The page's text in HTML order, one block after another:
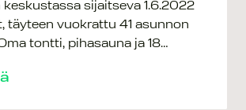
keskustassa sijaitseva 1.6.2022
täyteen vuokrattu 41 asunnon
tontti, pihasauna ja 18…